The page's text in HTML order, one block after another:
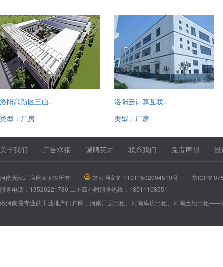
洛阳高新区三山..
类型：厂房
13520221780
洛阳云计算互联..
类型：厂房
13520221780
关于我们
广告承接 诚聘英才 联系我们 免责声明 投
河南无忧厂房网©版权所有 | 京公网安备 11011502004519号 | 京ICP备
服务电话：13520221780 二十四小时服务热线：18511108551
做河南最专业的工业地产门户网，河南厂房出租、河南库房出租、河南土地出租